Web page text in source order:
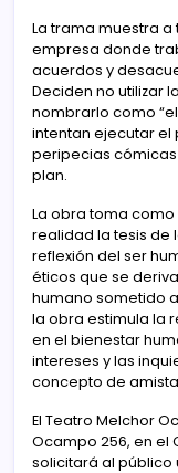
La trama muestra
empresa donde
acuerdos y
Deciden no utilizar
nombrarlo como
intentan ejecutar el
peripecias
plan.
La obra toma
realidad la tesis de
reflexión del ser
éticos que se
humano sometido
la obra estimula la
en el bienestar
intereses y las
concepto de
El Teatro Melchor
Ocampo 256, en el
solicitará al público